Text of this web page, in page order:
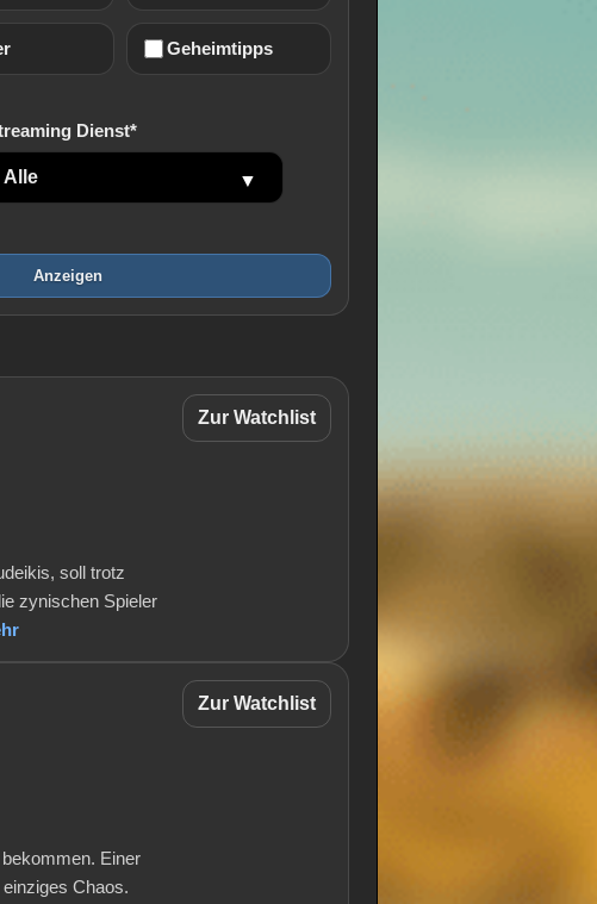
Geheimtipps
Dienst*
Anzeigen
soll trotz
zynischen Spieler
Zur Watchlist
Einer
Chaos.
Zur Watchlist